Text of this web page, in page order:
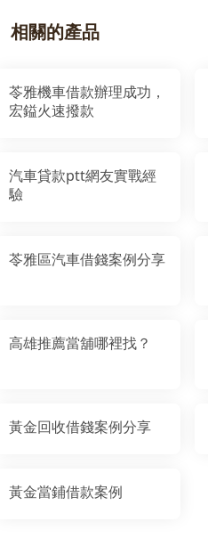
相關的產品
苓雅機車借款辦理成功，
宏鎰火速撥款
汽車貸款ptt網友實戰經
驗
苓雅區汽車借錢案例分享
高雄推薦當舖哪裡找？
黃金回收借錢案例分享
黃金當鋪借款案例